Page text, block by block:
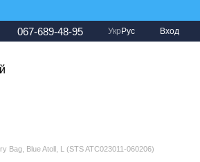
067-689-48-95 Укр Рус Вход
Bag, Blue Atoll, L (STS ATC023011-060206)